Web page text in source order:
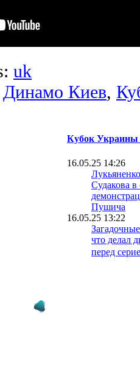
uk
Динамо Киев,
Кубок Украины
16.05.25 14:26
Судакова в
Пушича
16.05.25 13:22
что делал
перед